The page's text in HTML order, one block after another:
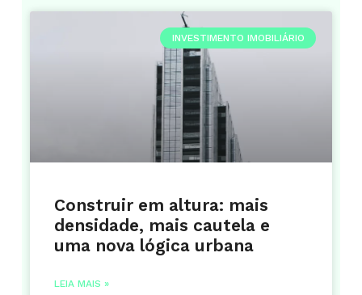
INVESTIMENTO IMOBILIÁRIO
Construir em altura: mais
densidade, mais cautela e
uma nova lógica urbana
LEIA MAIS »